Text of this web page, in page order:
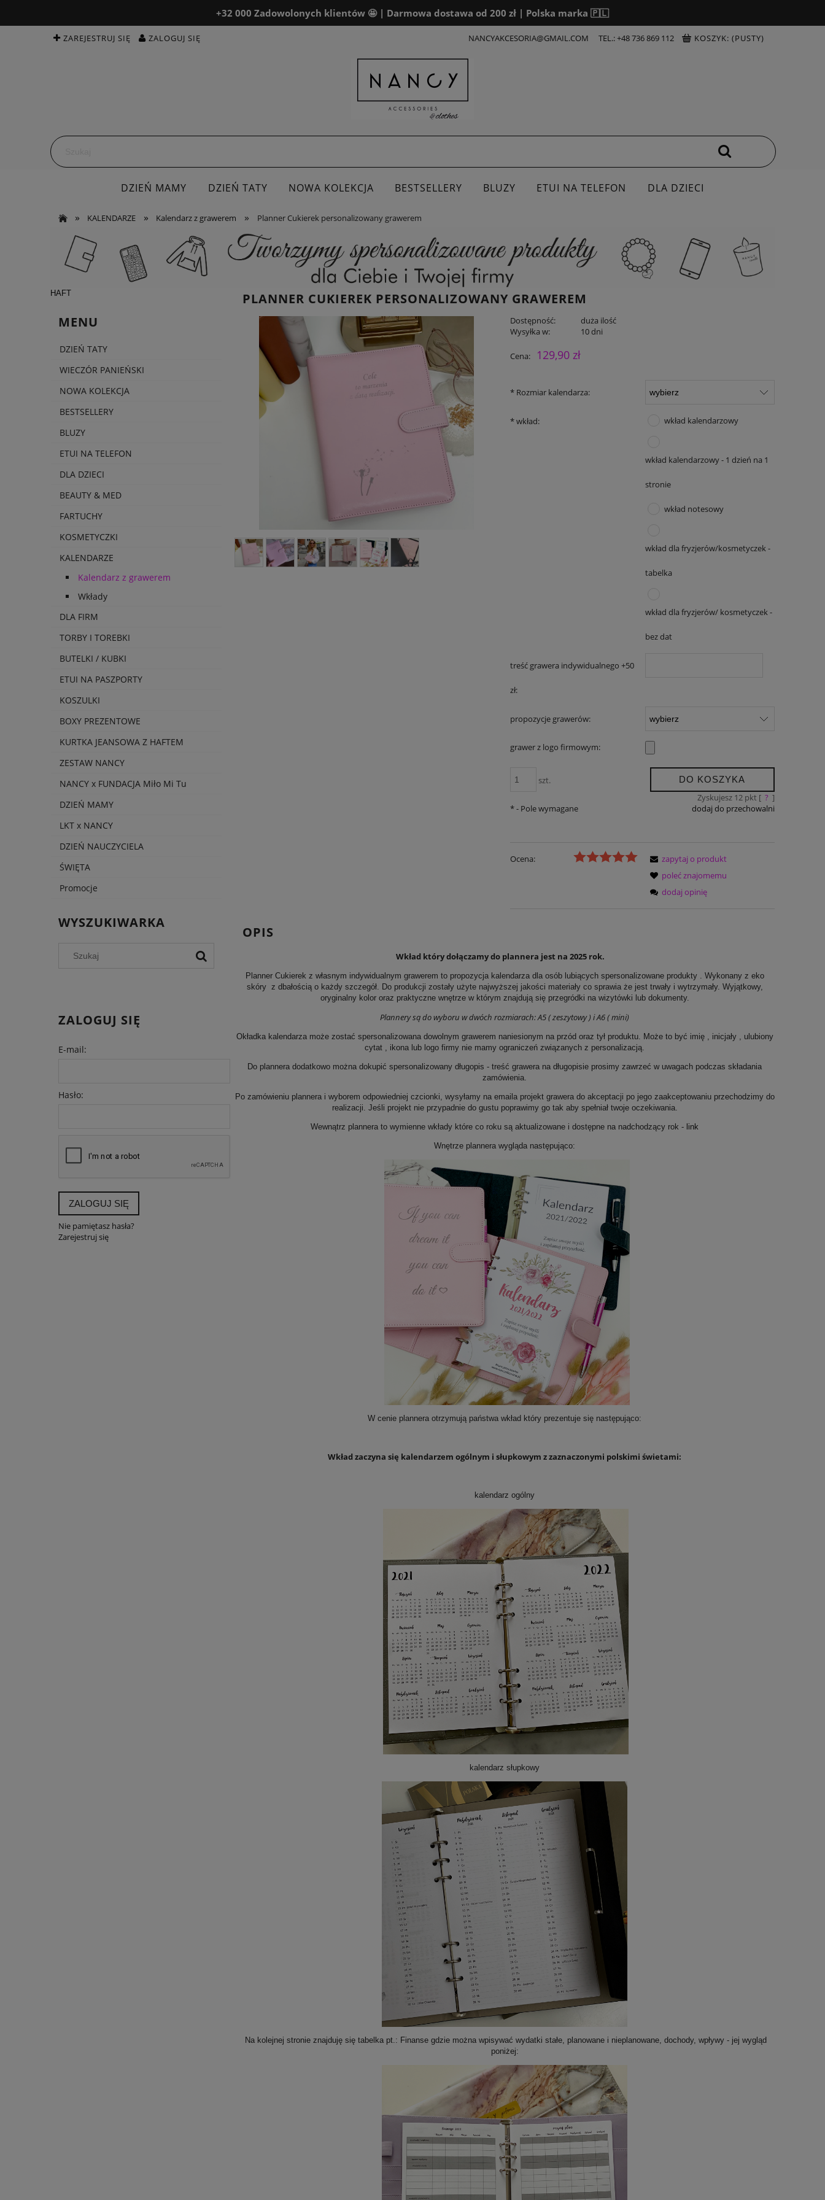
+32 000 Zadowolonych klientów 🤩 | Darmowa dostawa od 200 zł | Polska marka 🇵🇱
ZAREJESTRUJ SIĘ ZALOGUJ SIĘ NANCYAKCESORIA@GMAIL.COM TEL.: +48 736 869 112 KOSZYK: (PUSTY)
DZIEŃ MAMY DZIEŃ TATY NOWA KOLEKCJA BESTSELLERY BLUZY ETUI NA TELEFON DLA DZIECI
BEAUTY & MED OPINIE KALENDARZE DLA FIRM BOXY PREZENTOWE
» KALENDARZE » Kalendarz z grawerem » Planner Cukierek personalizowany grawerem
HAFT
MENU
DZIEŃ TATY
WIECZÓR PANIEŃSKI
NOWA KOLEKCJA
BESTSELLERY
BLUZY
ETUI NA TELEFON
DLA DZIECI
BEAUTY & MED
FARTUCHY
KOSMETYCZKI
KALENDARZE
Kalendarz z grawerem
Wkłady
DLA FIRM
TORBY I TOREBKI
BUTELKI / KUBKI
ETUI NA PASZPORTY
KOSZULKI
BOXY PREZENTOWE
KURTKA JEANSOWA Z HAFTEM
ZESTAW NANCY
NANCY x FUNDACJA Miło Mi Tu
DZIEŃ MAMY
LKT x NANCY
DZIEŃ NAUCZYCIELA
ŚWIĘTA
Promocje
WYSZUKIWARKA
ZALOGUJ SIĘ
E-mail:
Hasło:
ZALOGUJ SIĘ
Nie pamiętasz hasła?
Zarejestruj się
PLANNER CUKIEREK PERSONALIZOWANY GRAWEREM
Dostępność:
duża ilość
Wysyłka w:
10 dni
Cena: 129,90 zł
* Rozmiar kalendarza:
*wkład: wkład kalendarzowy
wkład kalendarzowy - 1 dzień na 1
stronie
wkład notesowy
wkład dla fryzjerów/kosmetyczek -
tabelka
wkład dla fryzjerów/ kosmetyczek -
bez dat
treść grawera indywidualnego +50
zł:
propozycje grawerów:
grawer z logo firmowym:
szt. DO KOSZYKA
Zyskujesz 12pkt [ ? ]
dodaj do przechowalni
*- Pole wymagane
Ocena:
zapytaj o produkt
poleć znajomemu
dodaj opinię
OPIS
Wkład który dołączamy do plannera jest na 2025 rok.
Planner Cukierek z własnym indywidualnym grawerem to propozycja kalendarza dla osób lubiących spersonalizowane produkty . Wykonany z eko
skóry z dbałością o każdy szczegół. Do produkcji zostały użyte najwyższej jakości materiały co sprawia że jest trwały i wytrzymały. Wyjątkowy,
oryginalny kolor oraz praktyczne wnętrze w którym znajdują się przegródki na wizytówki lub dokumenty.
Plannery są do wyboru w dwóch rozmiarach: A5 ( zeszytowy ) i A6 ( mini)
Okładka kalendarza może zostać spersonalizowana dowolnym grawerem naniesionym na przód oraz tył produktu. Może to być imię , inicjały , ulubiony
cytat , ikona lub logo firmy nie mamy ograniczeń związanych z personalizacją.
Do plannera dodatkowo można dokupić spersonalizowany długopis - treść grawera na długopisie prosimy zawrzeć w uwagach podczas składania
zamówienia.
Po zamówieniu plannera i wyborem odpowiedniej czcionki, wysyłamy na emaila projekt grawera do akceptacji po jego zaakceptowaniu przechodzimy do
realizacji. Jeśli projekt nie przypadnie do gustu poprawimy go tak aby spełniał twoje oczekiwania.
Wewnątrz plannera to wymienne wkłady które co roku są aktualizowane i dostępne na nadchodzący rok - link
Wnętrze plannera wygląda następująco:
W cenie plannera otrzymują państwa wkład który prezentuje się następująco:
Wkład zaczyna się kalendarzem ogólnym i słupkowym z zaznaczonymi polskimi świetami:
kalendarz ogólny
kalendarz słupkowy
Na kolejnej stronie znajduję się tabelka pt.: Finanse gdzie można wpisywać wydatki stałe, planowane i nieplanowane, dochody, wpływy - jej wygląd
poniżej: